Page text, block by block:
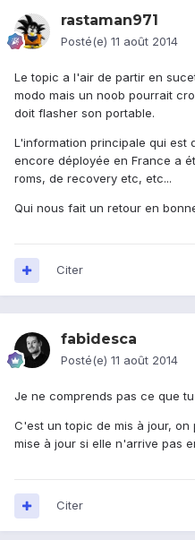
rastaman971
Posté(e) 11 août 2014
Le topic a l'air de partir en
modo mais un noob pourrait
doit flasher son portable.
L'information principale qui est
encore déployée en France a
roms, de recovery etc, etc...
Qui nous fait un retour en
Citer
fabidesca
Posté(e) 11 août 2014
Je ne comprends pas ce que
C'est un topic de mis à jour,
mise à jour si elle n'arrive pas
Citer